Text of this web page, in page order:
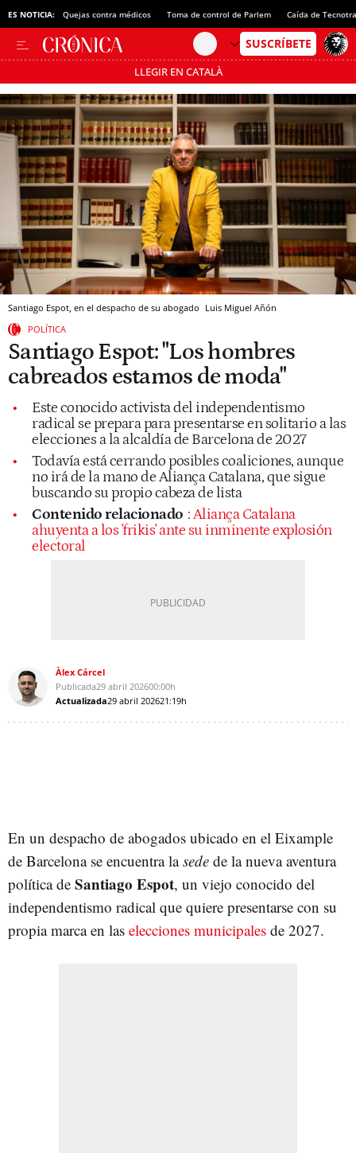
ES NOTICIA: Quejas contra médicos Toma de control de Parlem Caída de
LLEGIR EN CATALÀ
Pásate al MODO AHORRO
Santiago Espot, en el despacho de su abogado Luis Miguel Añón
POLÍTICA
Santiago Espot: "Los hombres
cabreados estamos de moda"
Este conocido activista del independentismo
radical se prepara para presentarse en solitario a las
elecciones a la alcaldía de Barcelona de 2027
Todavía está cerrando posibles coaliciones, aunque
no irá de la mano de Aliança Catalana, que sigue
buscando su propio cabeza de lista
Contenido relacionado :Aliança Catalana
ahuyenta a los 'frikis' ante su inminente explosión
electoral
Àlex Cárcel
Publicada29 abril 202600:00h
Actualizada29 abril 202621:19h
En un despacho de abogados ubicado en el Eixample
de Barcelona se encuentra lasede de la nueva aventura
política de Santiago Espot, un viejo conocido del
independentismo radical que quiere presentarse con su
propia marca en las elecciones municipales de 2027.